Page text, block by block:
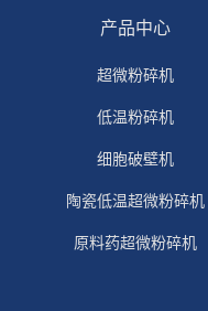
产品中心
超微粉碎机
低温粉碎机
细胞破壁机
陶瓷低温超微粉碎机
原料药超微粉碎机